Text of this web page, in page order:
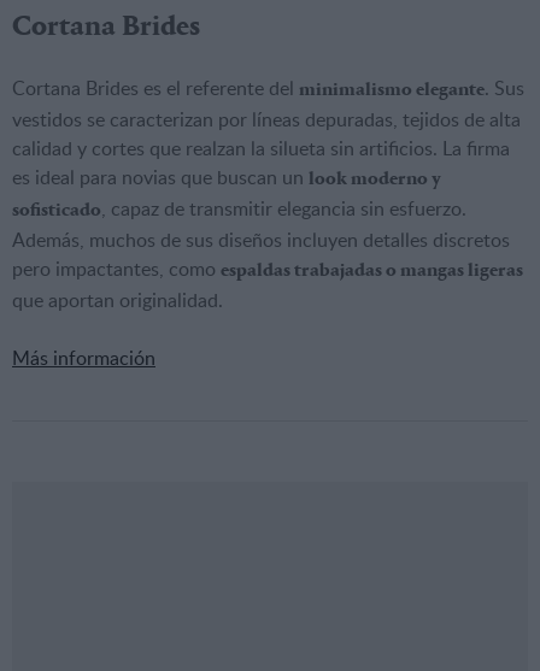
Cortana Brides
Cortana Brides es el referente del minimalismo elegante. Sus
vestidos se caracterizan por líneas depuradas, tejidos de alta
calidad y cortes que realzan la silueta sin artificios. La firma
es ideal para novias que buscan un
look moderno y
sofisticado, capaz de transmitir elegancia sin esfuerzo.
Además, muchos de sus diseños incluyen detalles discretos
pero impactantes, como espaldas trabajadas o mangas ligeras
que aportan originalidad.
Más información